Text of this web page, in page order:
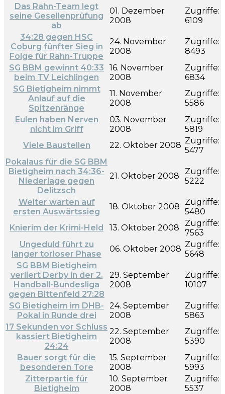
Das Rahn-Team legt
seine Gesellenprüfung
ab
01. Dezember
2008
Zugriffe:
6109
34:28 gegen HSC
Coburg fünfter Sieg in
Folge für Rahn-Truppe
24. November
2008
Zugriffe:
8493
SG BBM gewinnt 40:33
beim TV Leichlingen
16. November
2008
Zugriffe:
6834
SG Bietigheim nimmt
Anlauf auf die
Spitzenränge
11. November
2008
Zugriffe:
5586
Eulen haben Nerven
nicht im Griff
03. November
2008
Zugriffe:
5819
Viele Baustellen
22. Oktober 2008 Zugriffe:
5477
Pokalaus für die SG BBM
Bietigheim nach 34:36-
Niederlage gegen
Delitzsch
21. Oktober 2008
Zugriffe:
5222
Weiter warten auf
ersten Auswärtssieg
18. Oktober 2008
Zugriffe:
5480
Knierim der Krimi-Held
13. Oktober 2008
Zugriffe:
7563
Ungeduld führt zu
langer torloser Phase
06. Oktober 2008 Zugriffe:
5648
SG BBM Bietigheim
verliert Derby in der 2.
Handball-Bundesliga
gegen Bittenfeld 27:28
29. September
2008
Zugriffe:
10107
SG Bietigheim im DHB-
Pokal in Runde drei
24. September
2008
Zugriffe:
5863
17 Sekunden vor Schluss
kassiert Bietigheim
24:24
22. September
2008
Zugriffe:
5390
Bauer sorgt für die
besonderen Tore
15. September
2008
Zugriffe:
5993
Zitterpartie für
Bietigheim
10. September
2008
Zugriffe:
5537